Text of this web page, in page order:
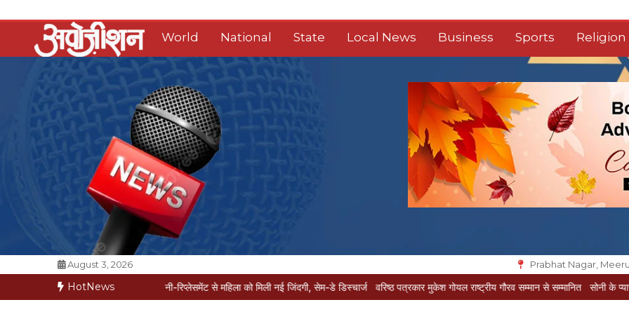
to
content
World National State Local News Business Sports Religion
Opposition Digital
August 3, 2026 Prabhat Nagar,
HotNews
मरीज मौत की कगार पर मैक्स में नी-रिप्लेसमेंट से महिला को मिली नई जिंदगी, सेम-डे डिस्चार्ज वरिष्ठ पत्रकार मुकेश गोयल राष्ट्रीय गौरव सम्मान से सम्मानित सोनी के प्यार में दीवानी